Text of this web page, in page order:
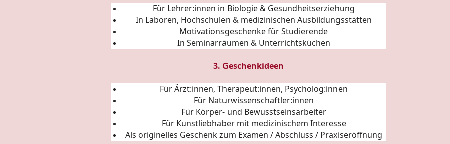
Für Lehrer:innen in Biologie & Gesundheitserziehung
In Laboren, Hochschulen & medizinischen Ausbildungsstätten
Motivationsgeschenke für Studierende
In Seminarräumen & Unterrichtsküchen
3. Geschenkideen
Für Ärzt:innen, Therapeut:innen, Psycholog:innen
Für Naturwissenschaftler:innen
Für Körper- und Bewusstseinsarbeiter
Für Kunstliebhaber mit medizinischem Interesse
Als originelles Geschenk zum Examen / Abschluss / Praxiseröffnung